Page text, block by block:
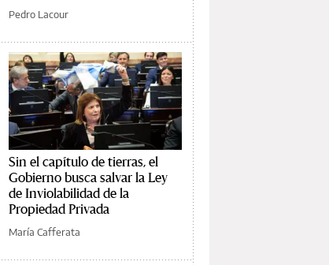
Pedro Lacour
Sin el capítulo de tierras, el
Gobierno busca salvar la Ley
de Inviolabilidad de la
Propiedad Privada
María Cafferata